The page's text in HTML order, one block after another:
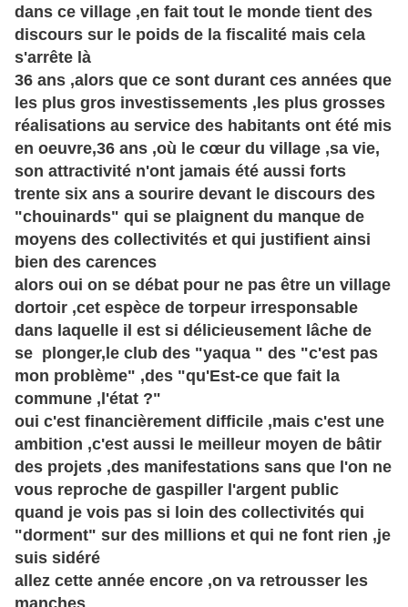
dans ce village ,en fait tout le monde tient des
discours sur le poids de la fiscalité mais cela
s'arrête là
36 ans ,alors que ce sont durant ces années que
les plus gros investissements ,les plus grosses
réalisations au service des habitants ont été mis
en oeuvre,36 ans ,où le cœur du village ,sa vie,
son attractivité n'ont jamais été aussi forts
trente six ans a sourire devant le discours des
"chouinards" qui se plaignent du manque de
moyens des collectivités et qui justifient ainsi
bien des carences
alors oui on se débat pour ne pas être un village
dortoir ,cet espèce de torpeur irresponsable
dans laquelle il est si délicieusement lâche de
se plonger,le club des "yaqua " des "c'est pas
mon problème" ,des "qu'Est-ce que fait la
commune ,l'état ?"
oui c'est financièrement difficile ,mais c'est une
ambition ,c'est aussi le meilleur moyen de bâtir
des projets ,des manifestations sans que l'on ne
vous reproche de gaspiller l'argent public
quand je vois pas si loin des collectivités qui
"dorment" sur des millions et qui ne font rien ,je
suis sidéré
allez cette année encore ,on va retrousser les